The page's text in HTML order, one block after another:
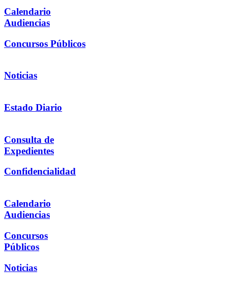
Calendario
Audiencias
Concursos Públicos
Noticias
Estado Diario
Consulta de
Expedientes
Confidencialidad
Calendario
Audiencias
Concursos
Públicos
Noticias